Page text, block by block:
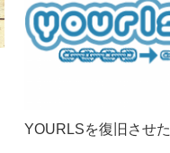
YOURLSを復旧させた